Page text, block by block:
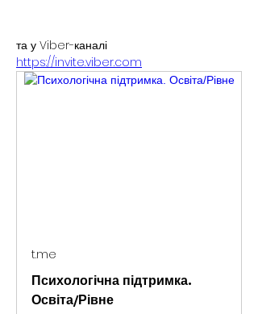
та у Viber-каналі
https://invite.viber.com
t.me
Психологічна підтримка.
Освіта/Рівне